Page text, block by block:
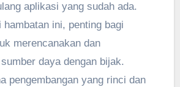
aplikasi yang sudah ada.
hambatan ini, penting bagi
merencanakan dan
daya dengan bijak.
pengembangan yang rinci dan